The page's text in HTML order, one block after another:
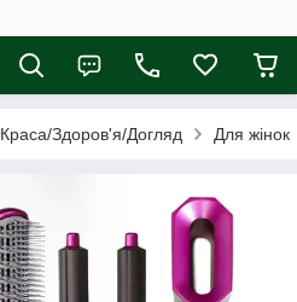
Краса/Здоров'я/Догляд Для жінок